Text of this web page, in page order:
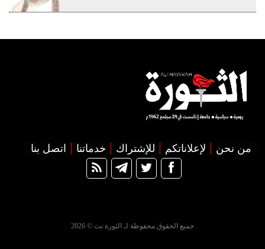
من نحن لإعلاناتكم للإشتراك خدماتنا اتصل بنا
جميع الحقوق محفوظة لـ الثورة نت © 2026